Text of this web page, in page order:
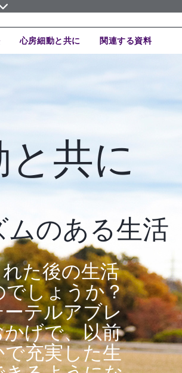
心房細動と共に 関連する資料
共に
のある生活
た後の生活
しょうか？
テルアブレ
げで、以前
充実した生